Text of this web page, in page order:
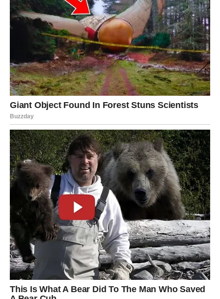
U ljubavi dolazi do velikog preokreta. Ako postoji osoba
prema kojoj osećaju nešto posebno, sada će konačno
doći do iskrenih emocija i otvorenog razgovora. Slobodni
Ovnovi mogu upoznati nekoga ko će ih potpuno osvojiti.
Ovo je vreme kada Ovan mora da veruje sebi više nego
ikada.
Bik
Za Bikove počinje period ogromnih promena i
unutrašnjeg buđenja. Oni su dugo ćutali, trpeli i
pokušavali da budu jaki, ali sada dolazi trenutak kada će
sudbina početi da radi u njihovu korist.
Od 10. do 20. maja Bikovi mogu rešiti važno pitanje
vezano za novac ili posao. Moguće je povećanje prihoda,
nova poslovna saradnja ili ponuda koja se ne odbija.
U ljubavi ih očekuje veoma emotivan period. Mnogi Bikovi
će dobiti dokaz da nekome zaista znače mnogo više nego
što su mislili. Jedna osoba iz prošlosti može pokušati da